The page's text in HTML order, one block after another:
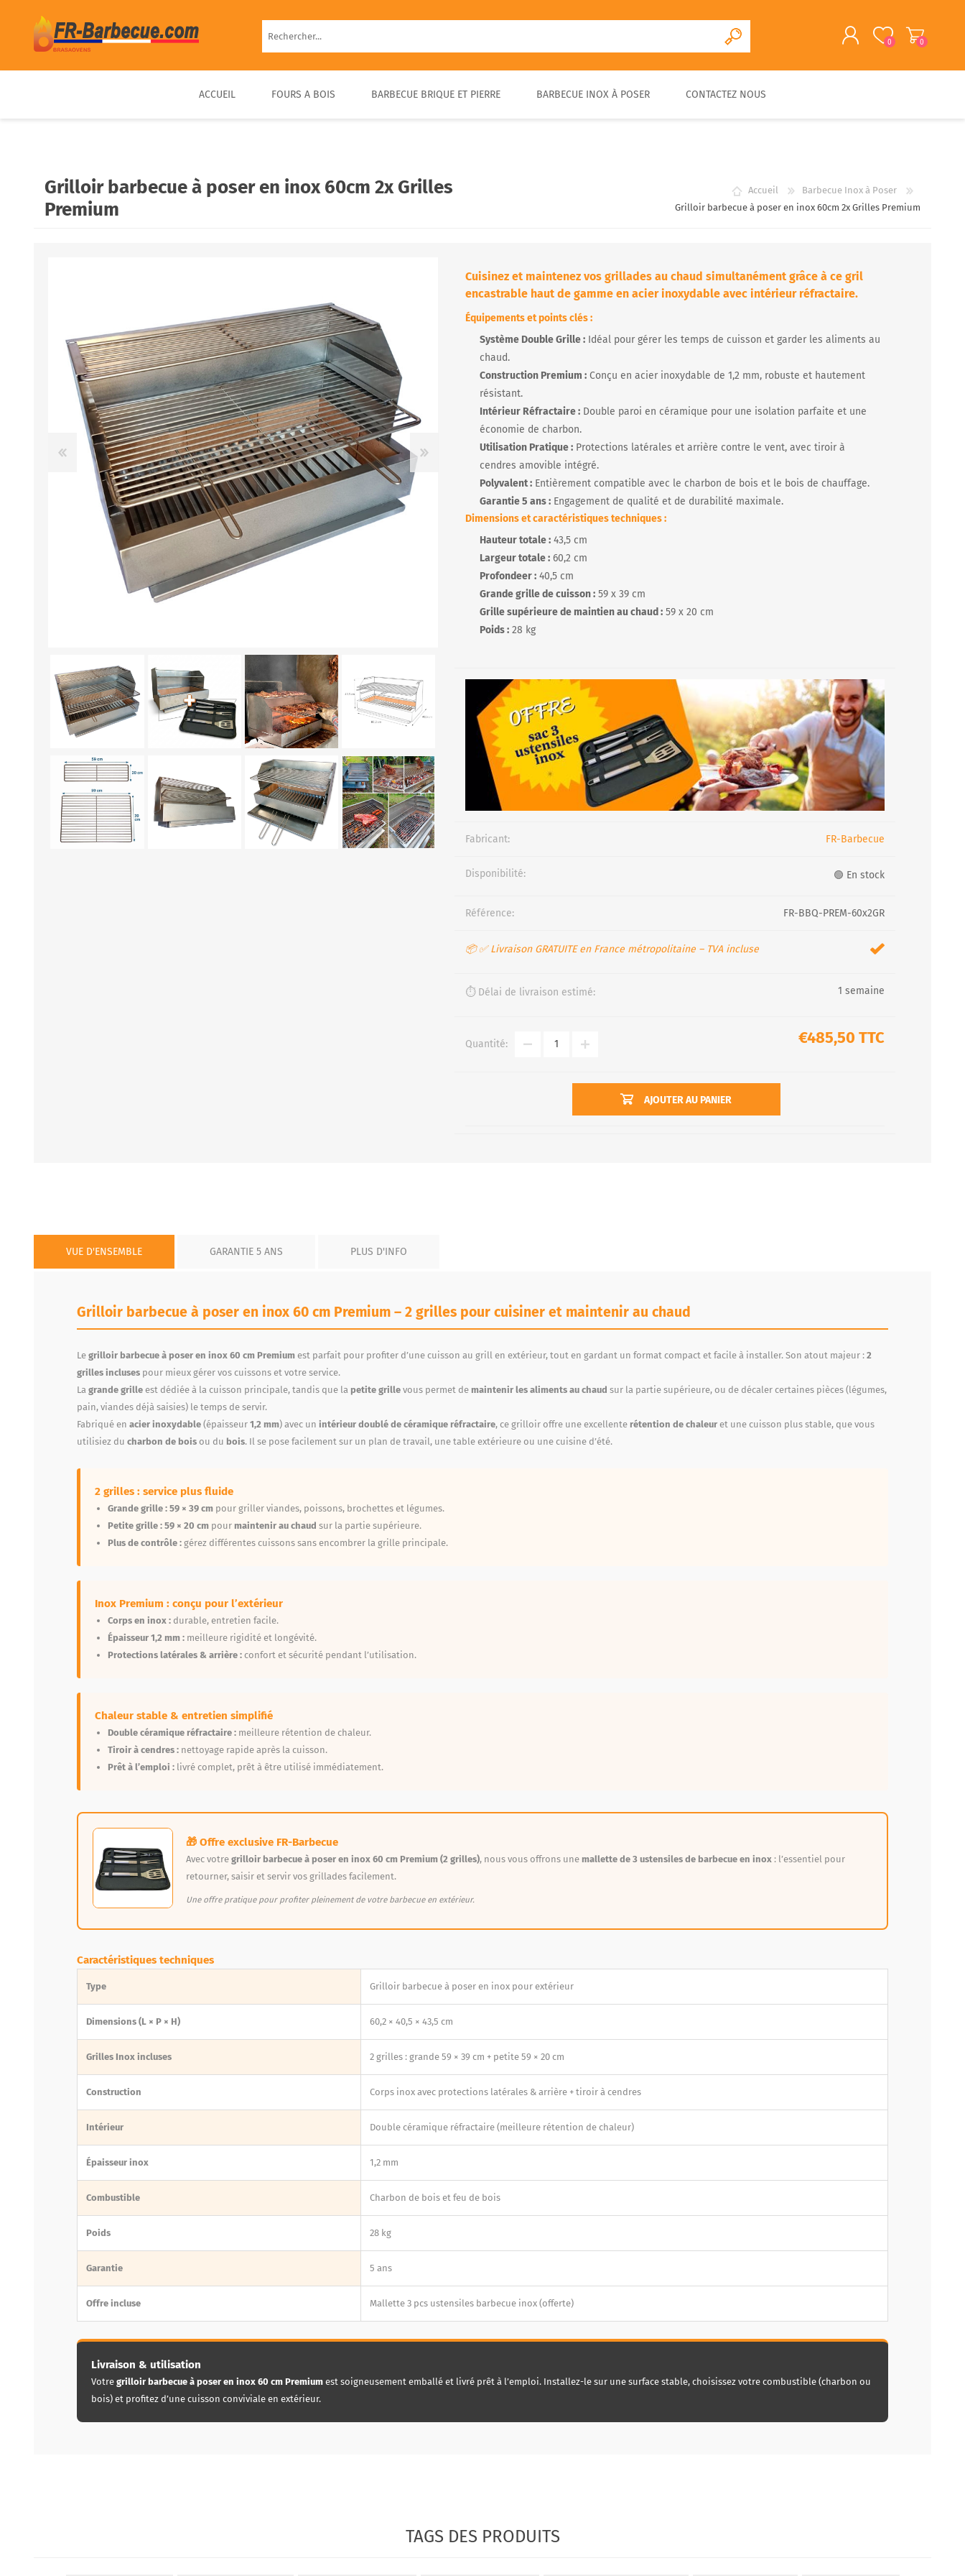
S'ENREGISTRER
0 0
ACCUEIL FOURS A BOIS
D’EXTÉRIEUR COMPACT &
PORTABLE
PRÊT À UTILISER
BRASA
FOURS À PIZZA/PAIN AU
GAZ
Four à pizza au gaz FUMUS
Rouge 80, 100, 120
Four à pizza au gaz FUMUS
ACCESSOIRES POUR FOUR
À BOIS
BARBECUE BRIQUE ET PIERRE BARBECUE INOX À POSER CONTACTEZ NOUS
Accueil
Barbecue Inox à Poser
Grilloir barbecue à poser en inox 60cm 2x Grilles Premium
Grilloir barbecue à poser en inox 60cm 2x Grilles
Premium
Cuisinez et maintenez vos grillades au chaud simultanément grâce à ce gril
encastrable haut de gamme en acier inoxydable avec intérieur réfractaire.
Équipements et points clés :
Système Double Grille : Idéal pour gérer les temps de cuisson et garder les aliments au
chaud.
Construction Premium : Conçu en acier inoxydable de 1,2 mm, robuste et hautement
résistant.
Intérieur Réfractaire : Double paroi en céramique pour une isolation parfaite et une
économie de charbon.
Utilisation Pratique : Protections latérales et arrière contre le vent, avec tiroir à
cendres amovible intégré.
Polyvalent : Entièrement compatible avec le charbon de bois et le bois de chauffage.
Garantie 5 ans : Engagement de qualité et de durabilité maximale.
Dimensions et caractéristiques techniques :
Hauteur totale : 43,5 cm
Largeur totale : 60,2 cm
Profondeer : 40,5 cm
Grande grille de cuisson : 59 x 39 cm
Grille supérieure de maintien au chaud : 59 x 20 cm
Poids : 28 kg
Fabricant: FR-Barbecue
Disponibilité: 🟢 En stock
Référence: FR-BBQ-PREM-60x2GR
📦 ✅ Livraison GRATUITE en France métropolitaine – TVA incluse
⏱️ Délai de livraison estimé: 1 semaine
€485,50 TTC
Quantité:
AJOUTER AU PANIER
VUE D'ENSEMBLE GARANTIE 5 ANS PLUS D'INFO
Grilloir barbecue à poser en inox 60 cm Premium – 2 grilles pour cuisiner et maintenir au chaud
Le grilloir barbecue à poser en inox 60 cm Premium est parfait pour profiter d’une cuisson au grill en extérieur, tout en gardant un format compact et facile à installer. Son atout majeur : 2
grilles incluses pour mieux gérer vos cuissons et votre service.
La grande grille est dédiée à la cuisson principale, tandis que la petite grille vous permet de maintenir les aliments au chaud sur la partie supérieure, ou de décaler certaines pièces (légumes,
pain, viandes déjà saisies) le temps de servir.
Fabriqué en acier inoxydable (épaisseur 1,2 mm) avec un intérieur doublé de céramique réfractaire, ce grilloir offre une excellente rétention de chaleur et une cuisson plus stable, que vous
utilisiez du charbon de bois ou du bois. Il se pose facilement sur un plan de travail, une table extérieure ou une cuisine d’été.
2 grilles : service plus fluide
Grande grille : 59 × 39 cm pour griller viandes, poissons, brochettes et légumes.
Petite grille : 59 × 20 cm pour maintenir au chaud sur la partie supérieure.
Plus de contrôle : gérez différentes cuissons sans encombrer la grille principale.
Inox Premium : conçu pour l’extérieur
Corps en inox : durable, entretien facile.
Épaisseur 1,2 mm : meilleure rigidité et longévité.
Protections latérales & arrière : confort et sécurité pendant l’utilisation.
Chaleur stable & entretien simplifié
Double céramique réfractaire : meilleure rétention de chaleur.
Tiroir à cendres : nettoyage rapide après la cuisson.
Prêt à l’emploi : livré complet, prêt à être utilisé immédiatement.
🎁 Offre exclusive FR-Barbecue
Avec votre grilloir barbecue à poser en inox 60 cm Premium (2 grilles), nous vous offrons une mallette de 3 ustensiles de barbecue en inox : l’essentiel pour
retourner, saisir et servir vos grillades facilement.
Une offre pratique pour profiter pleinement de votre barbecue en extérieur.
Caractéristiques techniques
Type Grilloir barbecue à poser en inox pour extérieur
Dimensions (L × P × H) 60,2 × 40,5 × 43,5 cm
Grilles Inox incluses 2 grilles : grande 59 × 39 cm + petite 59 × 20 cm
Construction Corps inox avec protections latérales & arrière + tiroir à cendres
Intérieur Double céramique réfractaire (meilleure rétention de chaleur)
Épaisseur inox 1,2 mm
Combustible Charbon de bois et feu de bois
Poids 28 kg
Garantie 5 ans
Offre incluse Mallette 3 pcs ustensiles barbecue inox (offerte)
Livraison & utilisation
Votre grilloir barbecue à poser en inox 60 cm Premium est soigneusement emballé et livré prêt à l’emploi. Installez-le sur une surface stable, choisissez votre combustible (charbon ou
bois) et profitez d’une cuisson conviviale en extérieur.
TAGS DES PRODUITS